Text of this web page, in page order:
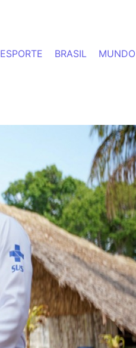
ESPORTE BRASIL MUNDO